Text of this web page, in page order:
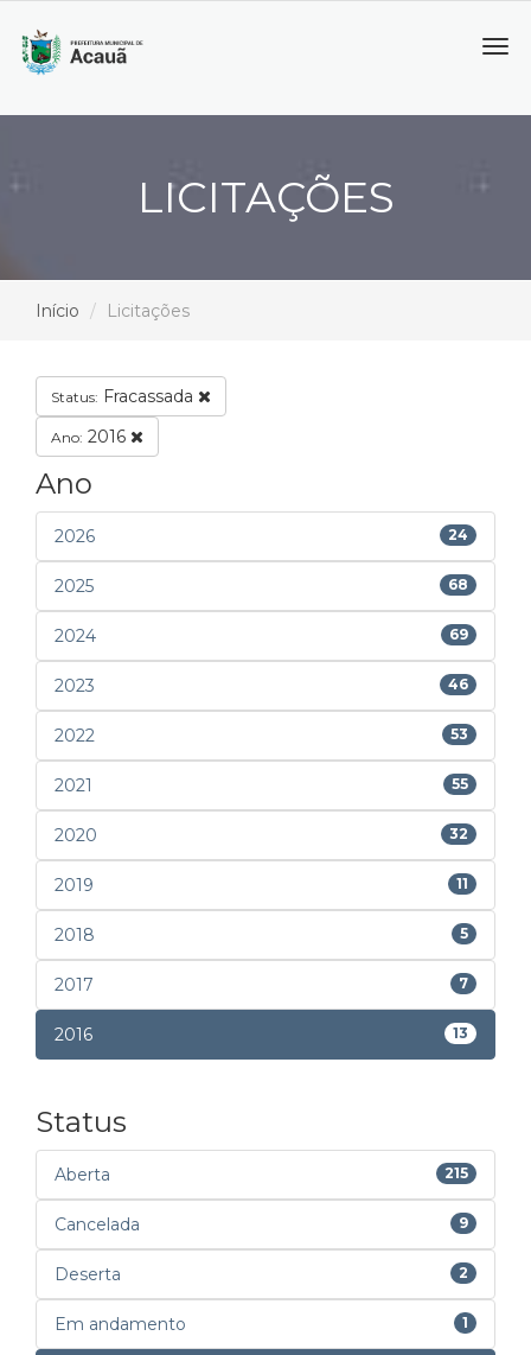
LICITAÇÕES
Início Licitações
Status: Fracassada
Ano: 2016
Ano
2026 24
2025 68
2024 69
2023 46
2022 53
2021 55
2020 32
2019 11
2018 5
2017 7
2016 13
Status
Aberta 215
Cancelada 9
Deserta 2
Em andamento 1